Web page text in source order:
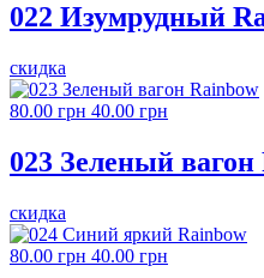
022 Изумрудный
скидка
80.00 грн 40.00 грн
023 Зеленый вагон
скидка
80.00 грн 40.00 грн